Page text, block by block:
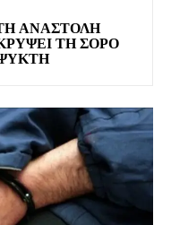
ΑΝΑΣΤΟΛΗ
ΤΗ ΣΟΡΟ